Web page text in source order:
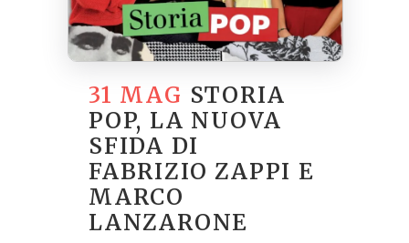
31 MAG STORIA
POP, LA NUOVA
SFIDA DI
FABRIZIO ZAPPI E
MARCO
LANZARONE